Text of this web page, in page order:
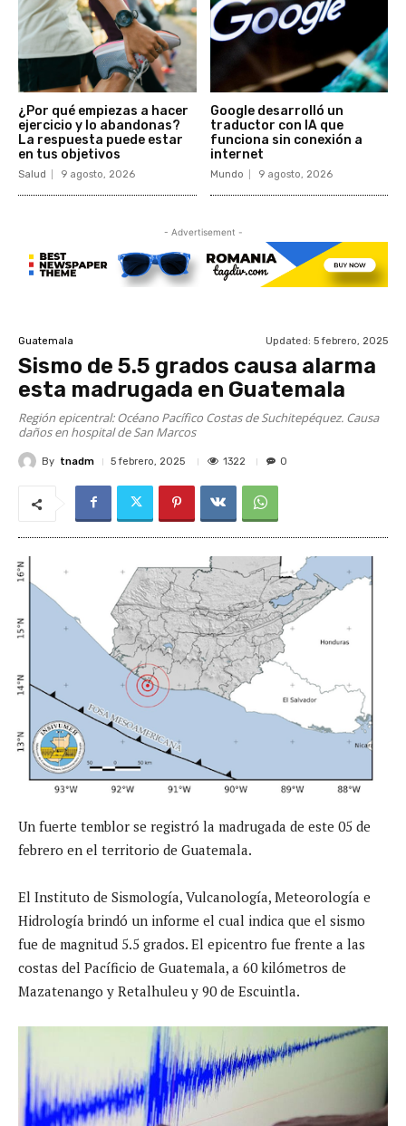
¿Por qué empiezas a hacer
ejercicio y lo abandonas?
La respuesta puede estar
en tus objetivos
Salud 9 agosto, 2026
Google desarrolló un
traductor con IA que
funciona sin conexión a
internet
Mundo 9 agosto, 2026
- Advertisement -